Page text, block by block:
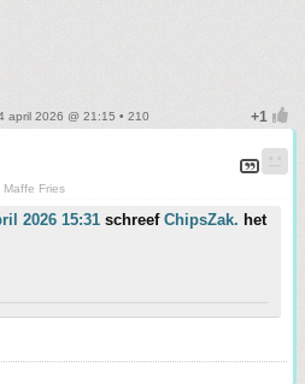
april 2026 @ 21:15 • 210
Maffe Fries
2026 15:31 schreef ChipsZak. het